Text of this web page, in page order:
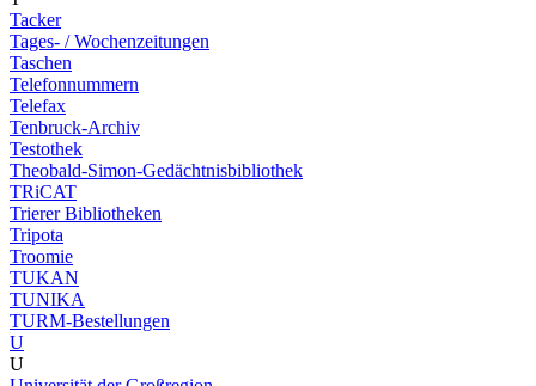
Tacker
Tages- / Wochenzeitungen
Taschen
Telefonnummern
Telefax
Tenbruck-Archiv
Testothek
Theobald-Simon-Gedächtnisbibliothek
TRiCAT
Trierer Bibliotheken
Tripota
Troomie
TUKAN
TUNIKA
TURM-Bestellungen
U
U